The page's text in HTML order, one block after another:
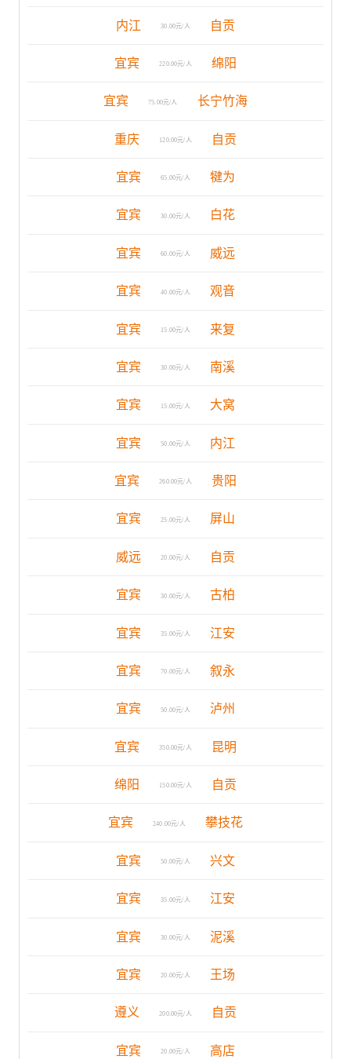
内江 30.00元/人 自贡
宜宾 220.00元/人 绵阳
宜宾 75.00元/人 长宁竹海
重庆 120.00元/人 自贡
宜宾 65.00元/人 犍为
宜宾 30.00元/人 白花
宜宾 60.00元/人 威远
宜宾 40.00元/人 观音
宜宾 15.00元/人 来复
宜宾 30.00元/人 南溪
宜宾 15.00元/人 大窝
宜宾 50.00元/人 内江
宜宾 260.00元/人 贵阳
宜宾 25.00元/人 屏山
威远 20.00元/人 自贡
宜宾 30.00元/人 古柏
宜宾 35.00元/人 江安
宜宾 70.00元/人 叙永
宜宾 50.00元/人 泸州
宜宾 350.00元/人 昆明
绵阳 150.00元/人 自贡
宜宾 240.00元/人 攀技花
宜宾 50.00元/人 兴文
宜宾 35.00元/人 江安
宜宾 30.00元/人 泥溪
宜宾 20.00元/人 王场
遵义 200.00元/人 自贡
宜宾 20.00元/人 高店